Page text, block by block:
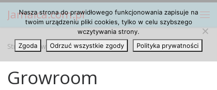
Przejdź do treści
Jamaica.com.pl
Strona główna » Growroom
Growroom
Nasza strona do prawidłowego funkcjonowania zapisuje na
twoim urządzeniu pliki cookies, tylko w celu szybszego
wczytywania strony.
Zgoda
Odrzuć wszystkie zgody Polityka prywatności